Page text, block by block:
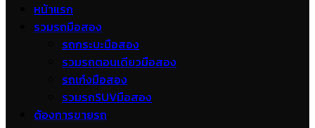
หน้าแรก
รวมรถมือสอง
รถกระบะมือสอง
รวมรถตอนเดียวมือสอง
รถเก๋งมือสอง
รวมรถSUVมือสอง
ต้องการขายรถ